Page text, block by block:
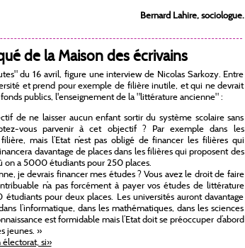
Bernard Lahire, sociologue.
de la Maison des écrivains
du 16 avril, figure une interview de Nicolas Sarkozy. Entre
et prend pour exemple de filière inutile, et qui ne devrait
publics, l'enseignement de la "littérature ancienne" :
de ne laisser aucun enfant sortir du système scolaire sans
vous parvenir à cet objectif ? Par exemple dans les
mais l’Etat n’est pas obligé de financer les filières qui
davantage de places dans les filières qui proposent des
on a 5000 étudiants pour 250 places.
je devrais financer mes études ? Vous avez le droit de faire
n’a pas forcément à payer vos études de littérature
pour deux places. Les universités auront davantage
l’informatique, dans les mathématiques, dans les sciences
est formidable mais l’Etat doit se préoccuper d’abord
jeunes. »
électorat, si»